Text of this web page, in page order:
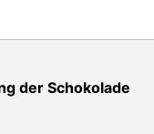
der Schokolade